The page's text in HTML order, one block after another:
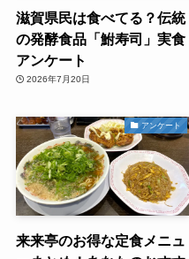
滋賀県民は食べてる？伝統
の発酵食品「鮒寿司」実食
アンケート
2026年7月20日
アンケート
来来亭のお得な定食メニュ